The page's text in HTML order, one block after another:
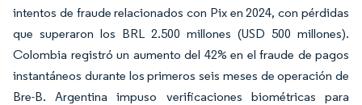
intentos de fraude relacionados con Pix en 2024, con pérdidas
que superaron los BRL 2.500 millones (USD 500 millones).
Colombia registró un aumento del 42% en el fraude de pagos
instantáneos durante los primeros seis meses de operación de
Bre-B. Argentina impuso verificaciones biométricas para